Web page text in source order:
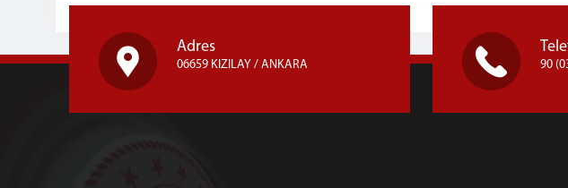
Adres
06659 KIZILAY / ANKARA 90